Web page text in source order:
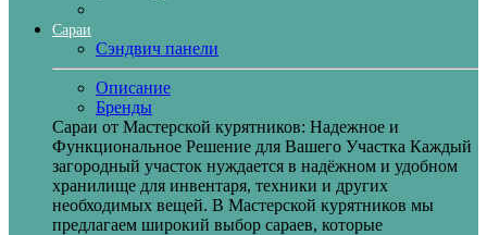
Сараи
Сэндвич панели
Описание
Бренды
Сараи от Мастерской курятников: Надежное и
Функциональное Решение для Вашего Участка Каждый
загородный участок нуждается в надёжном и удобном
хранилище для инвентаря, техники и других
необходимых вещей. В Мастерской курятников мы
предлагаем широкий выбор сараев, которые